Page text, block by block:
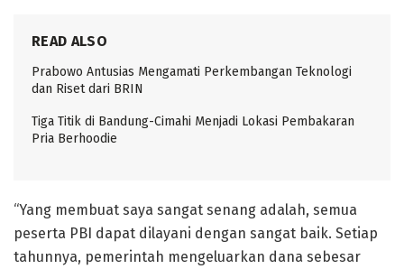
READ ALSO
Prabowo Antusias Mengamati Perkembangan Teknologi
dan Riset dari BRIN
Tiga Titik di Bandung-Cimahi Menjadi Lokasi Pembakaran
Pria Berhoodie
“Yang membuat saya sangat senang adalah, semua
peserta PBI dapat dilayani dengan sangat baik. Setiap
tahunnya, pemerintah mengeluarkan dana sebesar